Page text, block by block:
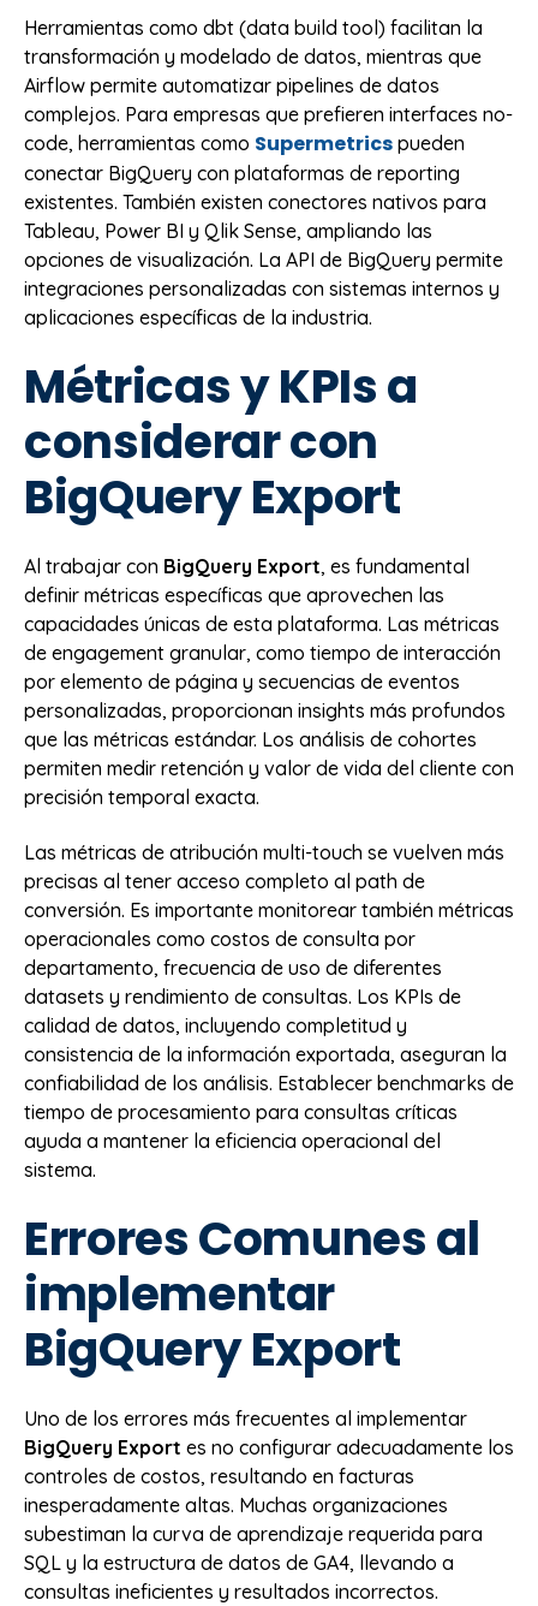
Herramientas como dbt (data build tool) facilitan la
transformación y modelado de datos, mientras que
Airflow permite automatizar pipelines de datos
complejos. Para empresas que prefieren interfaces no-
code, herramientas como Supermetrics pueden
conectar BigQuery con plataformas de reporting
existentes. También existen conectores nativos para
Tableau, Power BI y Qlik Sense, ampliando las
opciones de visualización. La API de BigQuery permite
integraciones personalizadas con sistemas internos y
aplicaciones específicas de la industria.
Métricas y KPIs a
considerar con
BigQuery Export
Al trabajar con BigQuery Export, es fundamental
definir métricas específicas que aprovechen las
capacidades únicas de esta plataforma. Las métricas
de engagement granular, como tiempo de interacción
por elemento de página y secuencias de eventos
personalizadas, proporcionan insights más profundos
que las métricas estándar. Los análisis de cohortes
permiten medir retención y valor de vida del cliente con
precisión temporal exacta.
Las métricas de atribución multi-touch se vuelven más
precisas al tener acceso completo al path de
conversión. Es importante monitorear también métricas
operacionales como costos de consulta por
departamento, frecuencia de uso de diferentes
datasets y rendimiento de consultas. Los KPIs de
calidad de datos, incluyendo completitud y
consistencia de la información exportada, aseguran la
confiabilidad de los análisis. Establecer benchmarks de
tiempo de procesamiento para consultas críticas
ayuda a mantener la eficiencia operacional del
sistema.
Errores Comunes al
implementar
BigQuery Export
Uno de los errores más frecuentes al implementar
BigQuery Export es no configurar adecuadamente los
controles de costos, resultando en facturas
inesperadamente altas. Muchas organizaciones
subestiman la curva de aprendizaje requerida para
SQL y la estructura de datos de GA4, llevando a
consultas ineficientes y resultados incorrectos.